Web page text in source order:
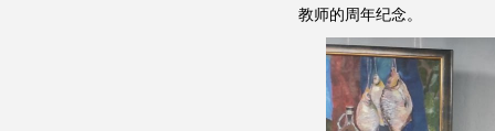
教师的周年纪念。